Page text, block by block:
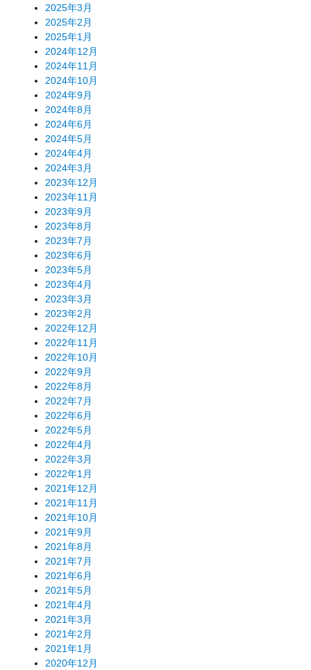
2025年3月
2025年2月
2025年1月
2024年12月
2024年11月
2024年10月
2024年9月
2024年8月
2024年6月
2024年5月
2024年4月
2024年3月
2023年12月
2023年11月
2023年9月
2023年8月
2023年7月
2023年6月
2023年5月
2023年4月
2023年3月
2023年2月
2022年12月
2022年11月
2022年10月
2022年9月
2022年8月
2022年7月
2022年6月
2022年5月
2022年4月
2022年3月
2022年1月
2021年12月
2021年11月
2021年10月
2021年9月
2021年8月
2021年7月
2021年6月
2021年5月
2021年4月
2021年3月
2021年2月
2021年1月
2020年12月